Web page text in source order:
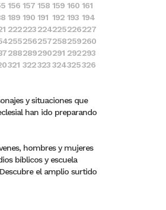
156 157 158 159 160 161
189 190 191 192 193 194
222223224225226227
255256257258259260
288289290291 292293
321 322323324325326
y situaciones que
han ido preparando
hombres y mujeres
bíblicos y escuela
el amplio surtido